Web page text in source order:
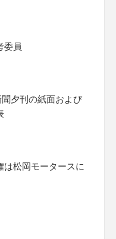
委員
夕刊の紙面および
は松岡モータースに